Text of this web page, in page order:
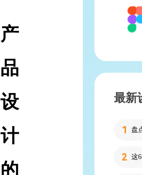
产
品
设
计
的
最新